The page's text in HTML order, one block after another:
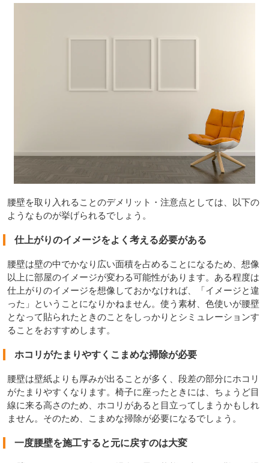
腰壁を取り入れることのデメリット・注意点としては、以下の
ようなものが挙げられるでしょう。
仕上がりのイメージをよく考える必要がある
腰壁は壁の中でかなり広い面積を占めることになるため、想像
以上に部屋のイメージが変わる可能性があります。ある程度は
仕上がりのイメージを想像しておかなければ、「イメージと違
った」ということになりかねません。使う素材、色使いが腰壁
となって貼られたときのことをしっかりとシミュレーションす
ることをおすすめします。
ホコリがたまりやすくこまめな掃除が必要
腰壁は壁紙よりも厚みが出ることが多く、段差の部分にホコリ
がたまりやすくなります。椅子に座ったときには、ちょうど目
線に来る高さのため、ホコリがあると目立ってしまうかもしれ
ません。そのため、こまめな掃除が必要になるでしょう。
一度腰壁を施工すると元に戻すのは大変